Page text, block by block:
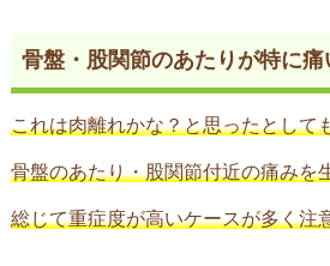
骨盤・股関節のあたりが特に痛
これは肉離れかな？と思ったとして
骨盤のあたり・股関節付近の痛みを
総じて重症度が高いケースが多く注